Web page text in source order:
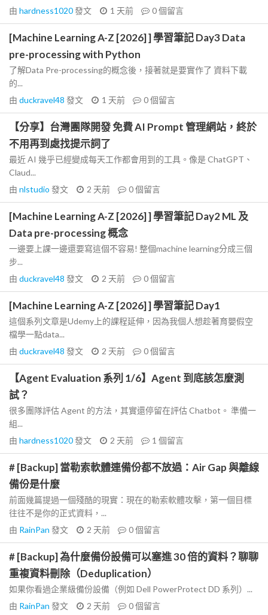
由 hardness1020發文 1 天前 0個留言
[Machine Learning A-Z [2026] ] 學習筆記 Day3 Data
pre-processing with Python
了解Data Pre-processing的概念後，接著就是要實作了 資料下載
的...
由 duckravel48 發文 1 天前 0個留言
【分享】台灣團隊開發 免費 AI Prompt 管理網站，終於
不用再到處找提示詞了
最近 AI 幾乎已經變成每天工作都會用到的工具。像是 ChatGPT、
Claud...
由 nlstudio 發文 2 天前 0個留言
[Machine Learning A-Z [2026] ] 學習筆記 Day2 ML 及
Data pre-processing 概念
一邊要上課一邊還要寫這個不容易! 整個machine learning分成三個
步...
由 duckravel48 發文 2 天前 0個留言
[Machine Learning A-Z [2026] ] 學習筆記 Day1
這個系列文章是Udemy上的課程延伸，因為我個人想趁著育嬰假空
檔學一點data...
由 duckravel48 發文 2 天前 0個留言
【Agent Evaluation 系列 1/6】Agent 到底該怎麼測
試？
很多團隊評估 Agent 的方法，其實還停留在評估 Chatbot。 準備一
組...
由 hardness1020發文 2 天前 1 個留言
# [Backup] 當勒索軟體連備份都不放過：Air Gap 與離線
備份是什麼
前面幾篇提過一個殘酷的現實：現在的勒索軟體攻擊，第一個目標
往往不是你的正式資料，...
由 RainPan 發文 2 天前 0個留言
# [Backup] 為什麼備份設備可以塞進 30 倍的資料？聊聊
重複資料刪除（Deduplication）
如果你看過企業級備份設備（例如 Dell PowerProtect DD 系列）...
由 RainPan 發文 2 天前 0個留言